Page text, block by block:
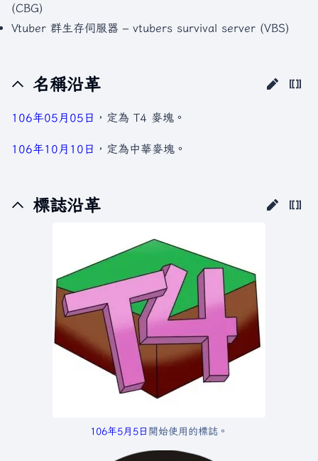
(CBG)
Vtuber 群生存伺服器 – vtubers survival server (VBS)
名稱沿革
106年05月05日 ，定為 T4 麥塊。
106年10月10日 ，定為中華麥塊。
標誌沿革
106年5月5日 開始使用的標誌。